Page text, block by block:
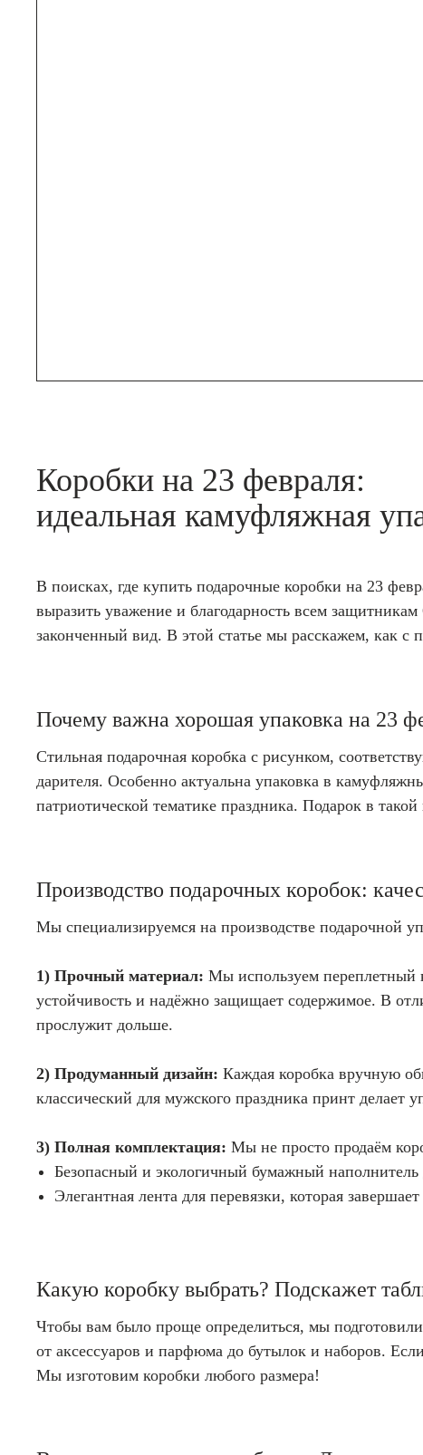
Коробки на 23 февраля:
идеальная камуфляжная
В поисках, где купить подарочные коробки на 23
выразить уважение и благодарность всем
законченный вид. В этой статье мы расскажем, как
Почему важна хорошая упаковка на 23
Стильная подарочная коробка с рисунком,
дарителя. Особенно актуальна упаковка в
патриотической тематике праздника. Подарок в
Производство подарочных коробок:
Мы специализируемся на производстве подарочной
1) Прочный материал: Мы используем переплетный
устойчивость и надёжно защищает содержимое. В
прослужит дольше.
2) Продуманный дизайн: Каждая коробка вручную
классический для мужского праздника принт делает
3) Полная комплектация: Мы не просто продаём
Безопасный и экологичный бумажный
Элегантная лента для перевязки, которая
Какую коробку выбрать? Подскажет
Чтобы вам было проще определиться, мы
от аксессуаров и парфюма до бутылок и наборов.
Мы изготовим коробки любого размера!